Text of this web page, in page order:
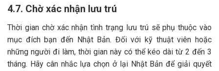
4.7. Chờ xác nhận lưu trú
Thời gian chờ xác nhận tình trạng lưu trú sẽ phụ thuộc vào
mục đích bạn đến Nhật Bản. Đối với kỹ thuật viên hoặc
những người đi làm, thời gian này có thể kéo dài từ 2 đến 3
tháng. Hãy cân nhắc lựa chọn ở lại Nhật Bản để giải quyết